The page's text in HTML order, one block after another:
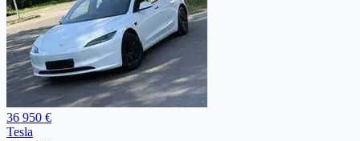
36 950 €
Tesla